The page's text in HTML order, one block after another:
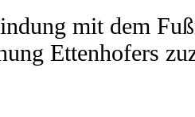
mit dem
Ettenhofers